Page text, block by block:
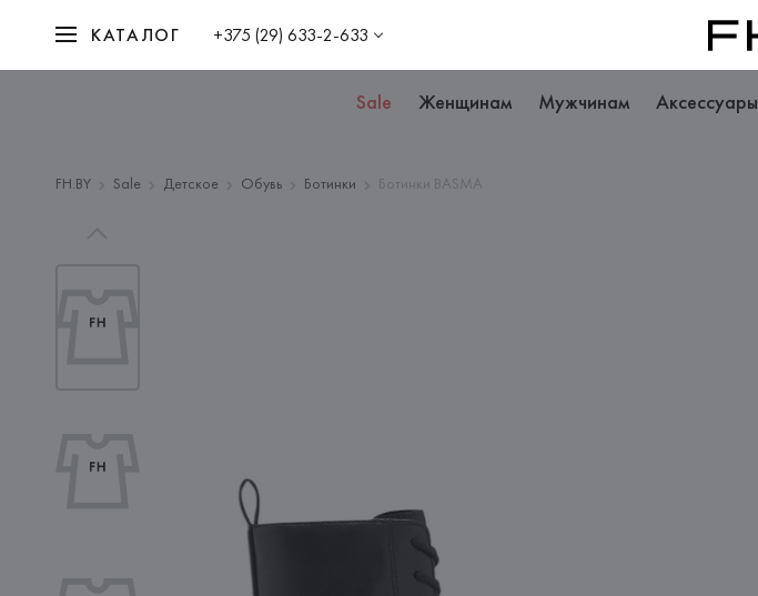
КАТАЛОГ +375 (29) 633-2-633
Sale Женщинам Мужчинам Аксессуары
FH.BY Sale Детское Обувь Ботинки Ботинки BASMA